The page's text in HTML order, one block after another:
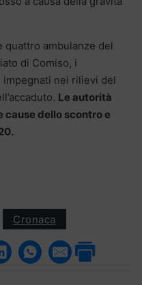
quattro ambulanze del
di Comiso, i
impegnati nei rilievi del
Le autorità
cause dello scontro e
Cronaca